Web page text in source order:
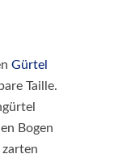
Gürtel
Taille.
Bogen
zarten